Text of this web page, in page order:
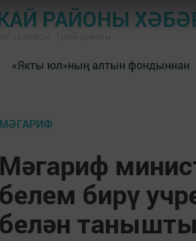
РАЙОНЫ
«Якты юл»ның алтын фондыннан
МӘГАРИФ
Мәгариф
белем бирү
белән танышты